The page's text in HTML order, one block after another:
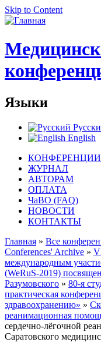
Skip to Content
Языки
English
КОНФЕРЕНЦИИ
ЖУРНАЛ
АВТОРАМ
ОПЛАТА
ЧаВО (FAQ)
НОВОСТИ
КОНТАКТЫ
Главная » Все
Conferences' Archive »
международным
(WeRuS-2019)
Разумовского » 80-я
практическая
здравоохранению» »
реанимационная
сердечно-лёгочной
Саратовского